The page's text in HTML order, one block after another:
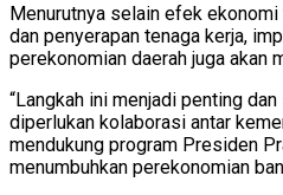
Menurutnya selain efek
dan penyerapan tenaga kerja,
perekonomian daerah juga akan
“Langkah ini menjadi penting
diperlukan kolaborasi antar
mendukung program Presiden
menumbuhkan perekonomian